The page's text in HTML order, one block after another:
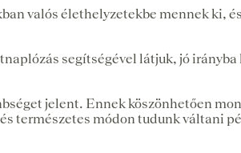
valós élethelyzetekbe mennek ki,
segítségével látjuk, jó irányba
jelent. Ennek köszönhetően
természetes módon tudunk váltani